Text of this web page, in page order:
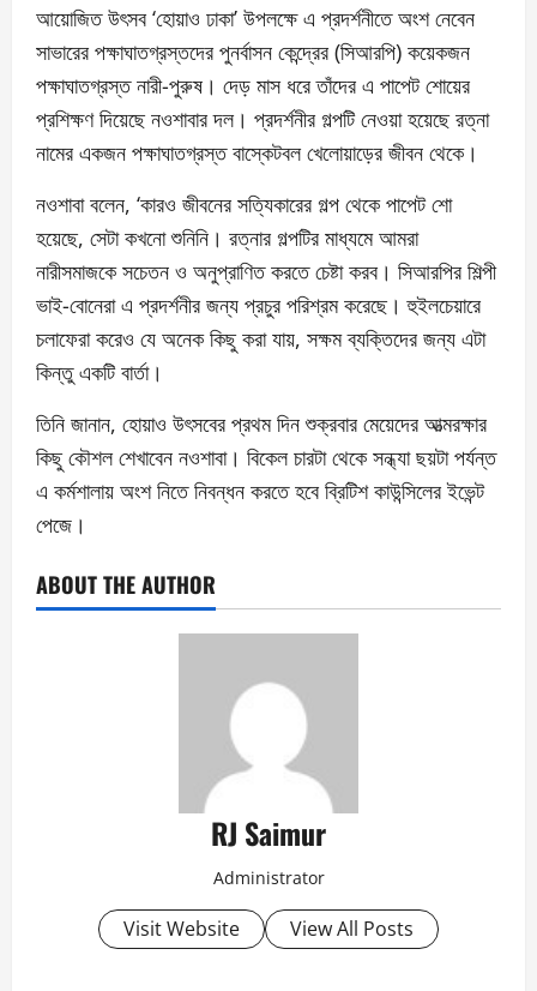
আয়োজিত উৎসব ‘হোয়াও ঢাকা’ উপলক্ষে এ প্রদর্শনীতে অংশ নেবেন
সাভারের পক্ষাঘাতগ্রস্তদের পুনর্বাসন কেন্দ্রের (সিআরপি) কয়েকজন
পক্ষাঘাতগ্রস্ত নারী-পুরুষ। দেড় মাস ধরে তাঁদের এ পাপেট শোয়ের
প্রশিক্ষণ দিয়েছে নওশাবার দল। প্রদর্শনীর গল্পটি নেওয়া হয়েছে রত্না
নামের একজন পক্ষাঘাতগ্রস্ত বাস্কেটবল খেলোয়াড়ের জীবন থেকে।
নওশাবা বলেন, ‘কারও জীবনের সত্যিকারের গল্প থেকে পাপেট শো
হয়েছে, সেটা কখনো শুনিনি। রত্নার গল্পটির মাধ্যমে আমরা
নারীসমাজকে সচেতন ও অনুপ্রাণিত করতে চেষ্টা করব। সিআরপির শিল্পী
ভাই-বোনেরা এ প্রদর্শনীর জন্য প্রচুর পরিশ্রম করেছে। হুইলচেয়ারে
চলাফেরা করেও যে অনেক কিছু করা যায়, সক্ষম ব্যক্তিদের জন্য এটা
কিন্তু একটি বার্তা।
তিনি জানান, হোয়াও উৎসবের প্রথম দিন শুক্রবার মেয়েদের আত্মরক্ষার
কিছু কৌশল শেখাবেন নওশাবা। বিকেল চারটা থেকে সন্ধ্যা ছয়টা পর্যন্ত
এ কর্মশালায় অংশ নিতে নিবন্ধন করতে হবে ব্রিটিশ কাউন্সিলের ইভেন্ট
পেজে।
ABOUT THE AUTHOR
RJ Saimur
Administrator
Visit Website View All Posts